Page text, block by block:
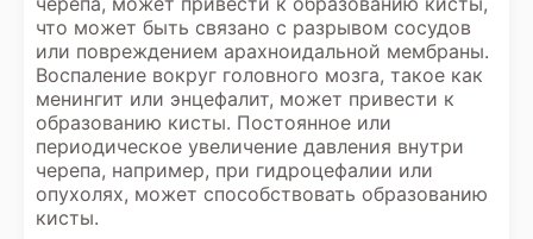
что может быть связано с разрывом сосудов
или повреждением арахноидальной мембраны.
Воспаление вокруг головного мозга, такое как
менингит или энцефалит, может привести к
образованию кисты. Постоянное или
периодическое увеличение давления внутри
черепа, например, при гидроцефалии или
опухолях, может способствовать образованию
кисты.